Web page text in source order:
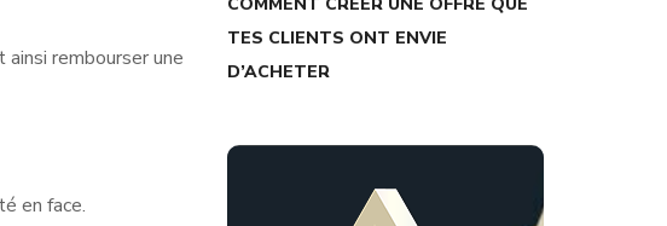
rembourser une
en face.
TES CLIENTS ONT ENVIE
D’ACHETER